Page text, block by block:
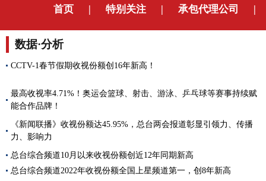
首页 | 特别关注 | 承包代理公司 |
数据·分析
CCTV-1春节假期收视份额创16年新高！
最高收视率4.71%！奥运会篮球、射击、游泳、乒乓球等赛事持续赋
能合作品牌！
《新闻联播》收视份额达45.95%，总台两会报道彰显引领力、传播
力、影响力
总台综合频道10月以来收视份额创近12年同期新高
总台综合频道2022年收视份额全国上星频道第一，创8年新高